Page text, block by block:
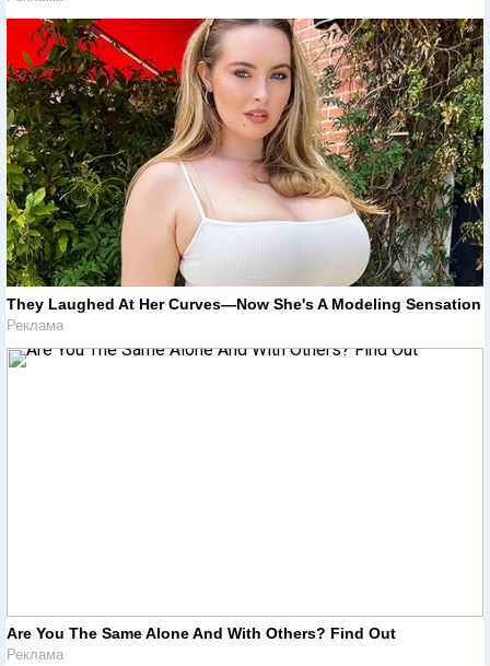
They Laughed At Her Curves—Now She's A Modeling Sensation
Реклама
Are You The Same Alone And With Others? Find Out
Реклама